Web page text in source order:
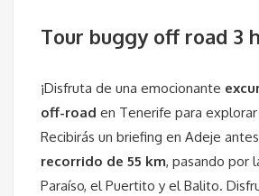
Tour buggy off road 3
¡Disfruta de una emocionante
off-road en Tenerife para explorar
Recibirás un briefing en Adeje
recorrido de 55 km, pasando por
Paraíso, el Puertito y el Balito.